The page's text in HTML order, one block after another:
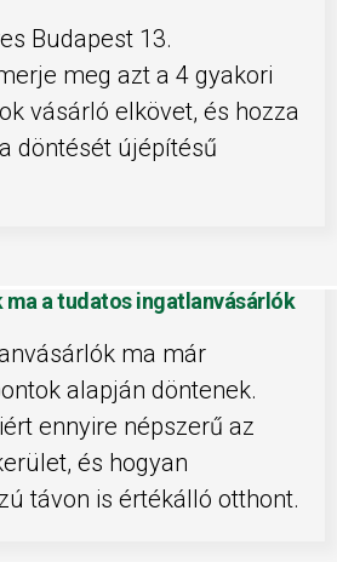
Budapest 13.
meg azt a 4 gyakori
vásárló elkövet, és hozza
döntését újépítésű
a tudatos ingatlanvásárlók
ma már
alapján döntenek.
ennyire népszerű az
és hogyan
távon is értékálló otthont.